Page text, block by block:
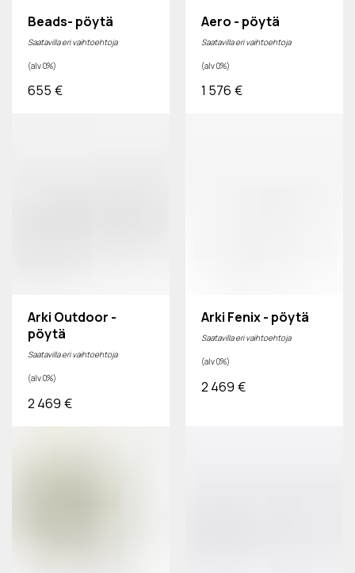
Beads- pöytä
Saatavilla eri vaihtoehtoja
(alv 0%)
655 €
Aero - pöytä
Saatavilla eri vaihtoehtoja
(alv 0%)
1 576 €
Arki Outdoor -
pöytä
Saatavilla eri vaihtoehtoja
(alv 0%)
2 469 €
Arki Fenix - pöytä
Saatavilla eri vaihtoehtoja
(alv 0%)
2 469 €